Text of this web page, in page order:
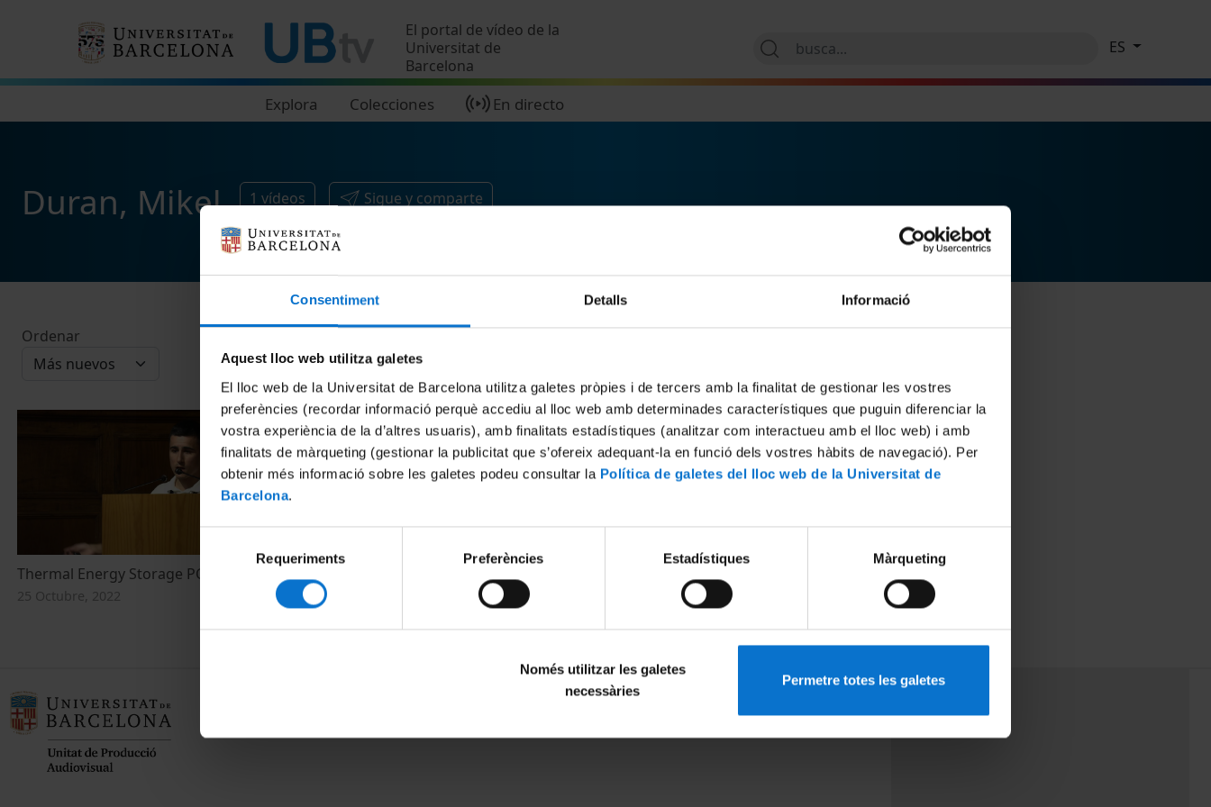
Consentiment Detalls Informació
Aquest lloc web utilitza galetes
El lloc web de la Universitat de Barcelona utilitza galetes pròpies i de tercers amb la finalitat de gestionar les vostres
preferències (recordar informació perquè accediu al lloc web amb determinades característiques que puguin diferenciar la
vostra experiència de la d’altres usuaris), amb finalitats estadístiques (analitzar com interactueu amb el lloc web) i amb
finalitats de màrqueting (gestionar la publicitat que s’ofereix adequant-la en funció dels vostres hàbits de navegació). Per
obtenir més informació sobre les galetes podeu consultar la Política de galetes del lloc web de la Universitat de
Barcelona.
de
consentiment
Requeriments Preferències Estadístiques Màrqueting
Només utilitzar les galetes
necessàries
Permetre totes les galetes
El portal de vídeo de la
Universitat de
Barcelona
Explora Colecciones En directo
ES
Duran, Mikel 1 vídeos Sigue y comparte
Ordenar
Thermal Energy Storage PCM (II)
25 Octubre, 2022
MENÚ PEU 1
Aviso legal
PEU 3